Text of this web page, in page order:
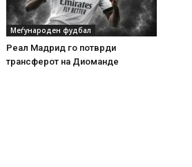
Меѓународен фудбал
Реал Мадрид го потврди
трансферот на Диоманде